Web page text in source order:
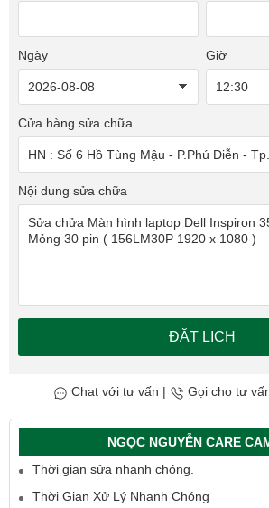
Ngày Giờ
Cửa hàng sửa chữa
Nội dung sửa chữa
ĐẶT LỊCH
Chat với tư vấn | Gọi cho tư
NGỌC NGUYỄN CARE
Thời gian sửa nhanh chóng.
Thời Gian Xử Lý Nhanh Chóng